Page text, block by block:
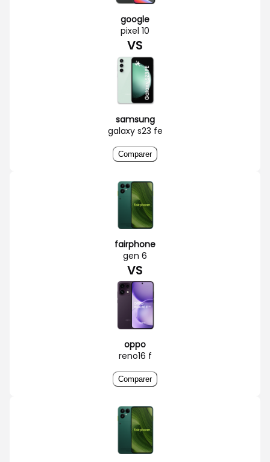
google
pixel 10
VS
samsung
galaxy s23 fe
Comparer
fairphone
gen 6
VS
oppo
reno16 f
Comparer